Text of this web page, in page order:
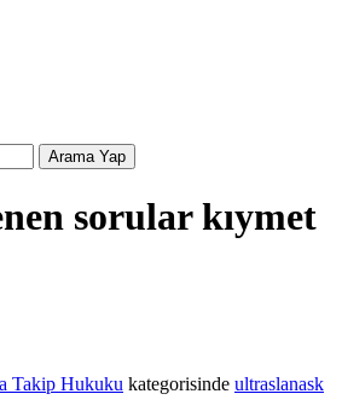
sorular kıymet
Takip Hukuku kategorisinde ultraslanask